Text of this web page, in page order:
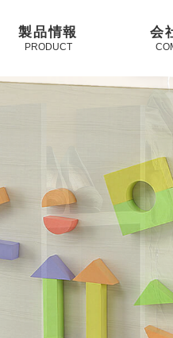
製品情報
PRODUCT
会
家具と